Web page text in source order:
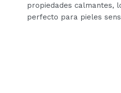
propiedades calmantes,
perfecto para pieles